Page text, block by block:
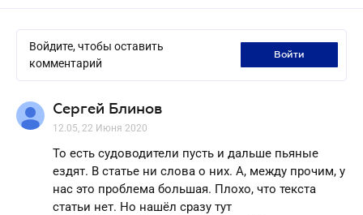
Войдите, чтобы оставить
комментарий
войти
Сергей Блинов
12.05, 22 Июня 2020
То есть судоводители пусть и дальше пьяные
ездят. В статье ни слова о них. А, между прочим, у
нас это проблема большая. Плохо, что текста
статьи нет. Но нашёл сразу тут